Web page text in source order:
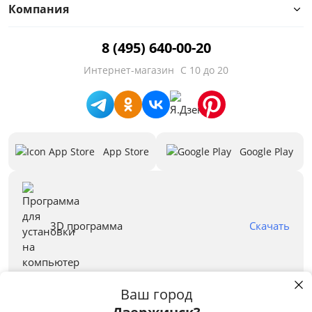
Ваш город
Компания
8 (495) 640-00-20
Интернет-магазин С 10 до 20
App Store Google Play
3D программа Скачать